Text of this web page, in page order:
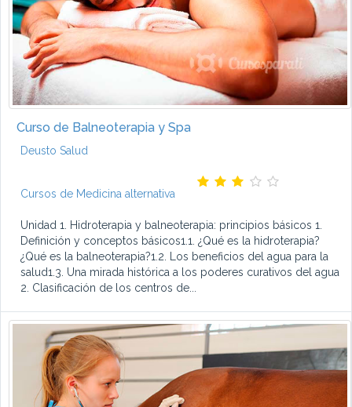
Curso de Balneoterapia y Spa
Deusto Salud
Cursos de Medicina alternativa
Unidad 1. Hidroterapia y balneoterapia: principios básicos 1.
Definición y conceptos básicos1.1. ¿Qué es la hidroterapia?
¿Qué es la balneoterapia?1.2. Los beneficios del agua para la
salud1.3. Una mirada histórica a los poderes curativos del agua
2. Clasificación de los centros de...